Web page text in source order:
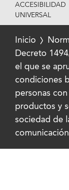
ACCESIBILIDAD
UNIVERSAL
Inicio
Decreto
el que se
condiciones
personas
productos y
sociedad de